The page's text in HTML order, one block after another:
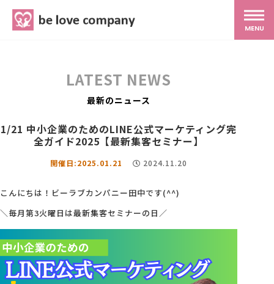
MENU
SNS広報
スタッフ紹介
最新ブログ
LATEST NEWS
最新のニュース
1/21 中小企業のためのLINE公式マーケティング完
全ガイド2025【最新集客セミナー】
開催日:2025.01.21 2024.11.20
こんにちは！ビーラブカンパニー田中です(^^)
＼毎月第3火曜日は最新集客セミナーの日／